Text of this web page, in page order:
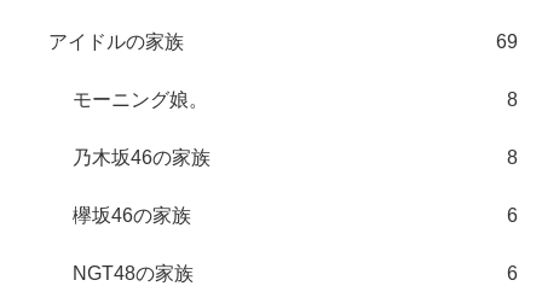
アイドルの家族 69
モーニング娘。 8
乃木坂46の家族 8
欅坂46の家族 6
NGT48の家族 6